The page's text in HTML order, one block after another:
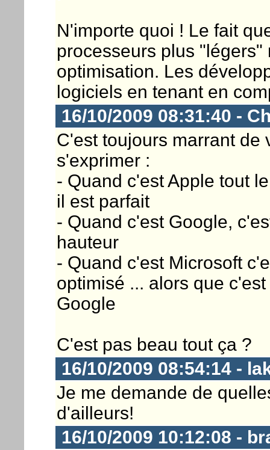
N'importe quoi ! Le fait
processeurs plus
optimisation. Les
logiciels en tenant en
16/10/2009 08:31:40 -
C'est toujours marrant de
s'exprimer :
- Quand c'est Apple tout
il est parfait
- Quand c'est Google,
hauteur
- Quand c'est Microsoft
optimisé ... alors que
Google
C'est pas beau tout ça ?
16/10/2009 08:54:14 -
Je me demande de
d'ailleurs!
16/10/2009 10:12:08 -